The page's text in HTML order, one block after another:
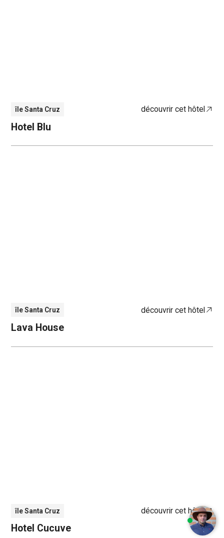
île Santa Cruz découvrir cet hôtel
Hotel Blu
île Santa Cruz découvrir cet hôtel
Lava House
île Santa Cruz découvrir cet hôtel
Hotel Cucuve